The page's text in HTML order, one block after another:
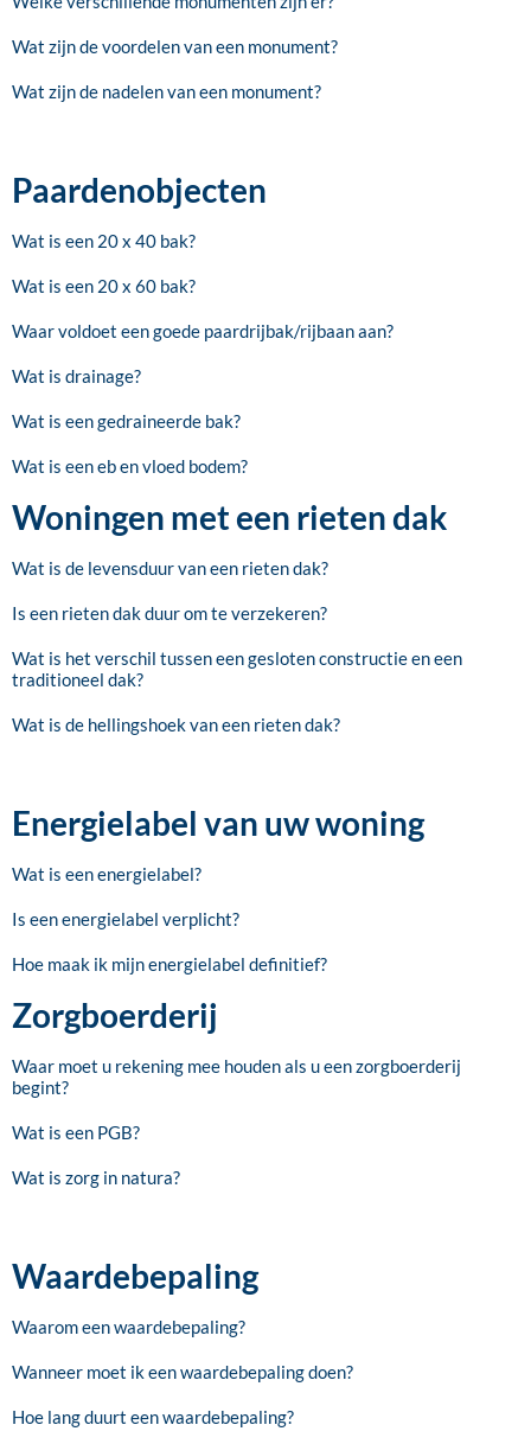
Wat zijn de voordelen van een monument?
Wat zijn de nadelen van een monument?
Paardenobjecten
Wat is een 20 x 40 bak?
Wat is een 20 x 60 bak?
Waar voldoet een goede paardrijbak/rijbaan aan?
Wat is drainage?
Wat is een gedraineerde bak?
Wat is een eb en vloed bodem?
Woningen met een rieten dak
Wat is de levensduur van een rieten dak?
Is een rieten dak duur om te verzekeren?
Wat is het verschil tussen een gesloten constructie en een
traditioneel dak?
Wat is de hellingshoek van een rieten dak?
Energielabel van uw woning
Wat is een energielabel?
Is een energielabel verplicht?
Hoe maak ik mijn energielabel definitief?
Zorgboerderij
Waar moet u rekening mee houden als u een zorgboerderij
begint?
Wat is een PGB?
Wat is zorg in natura?
Waardebepaling
Waarom een waardebepaling?
Wanneer moet ik een waardebepaling doen?
Hoe lang duurt een waardebepaling?